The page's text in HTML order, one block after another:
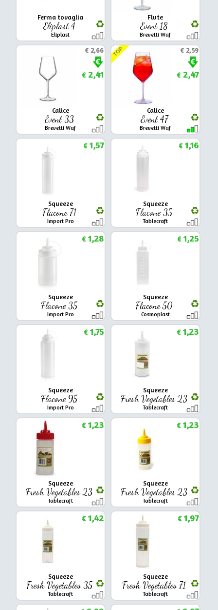
Ferma tovaglia
Eliplast 4
Eliplast
Flute
Event 18
Brevetti Waf
Calice
Event 33
Brevetti Waf
€2,66
€2,41
Calice
Event 47
Brevetti Waf
TOP €2,59
€2,47
Squeeze
Flacone 71
Import Pro
€1,57
Squeeze
Flacone 35
Tablecraft
€1,16
Squeeze
Flacone 35
Import Pro
€1,28
Squeeze
Flacone 50
Cosmoplast
€1,25
Squeeze
Flacone 95
Import Pro
€1,75
Squeeze
Fresh Vegetables 23
Tablecraft
€1,23
Squeeze
Fresh Vegetables 23
Tablecraft
€1,23
Squeeze
Fresh Vegetables 23
Tablecraft
€1,23
Squeeze
Fresh Vegetables 35
Tablecraft
€1,42
Squeeze
Fresh Vegetables 71
Tablecraft
€1,97